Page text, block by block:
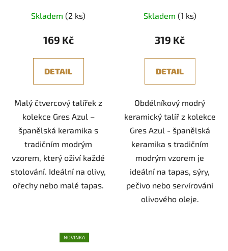
Skladem (2 ks)
169 Kč
DETAIL
Malý čtvercový talířek z
kolekce Gres Azul –
španělská keramika s
tradičním modrým
vzorem, který oživí každé
stolování. Ideální na olivy,
ořechy nebo malé tapas.
Skladem (1 ks)
319 Kč
DETAIL
Obdélníkový modrý
keramický talíř z kolekce
Gres Azul - španělská
keramika s tradičním
modrým vzorem je
ideální na tapas, sýry,
pečivo nebo servírování
olivového oleje.
NOVINKA